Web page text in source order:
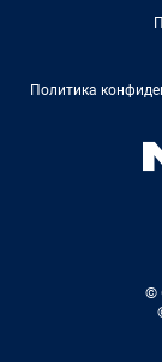
Политика
©